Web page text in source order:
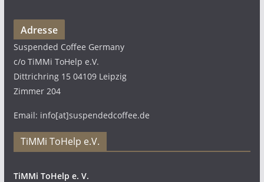
Adresse
Suspended Coffee Germany
c/o TiMMi ToHelp e.V.
Dittrichring 15 04109 Leipzig
Zimmer 204
Email: info[at]suspendedcoffee.de
TiMMi ToHelp e.V.
TiMMi ToHelp e. V.